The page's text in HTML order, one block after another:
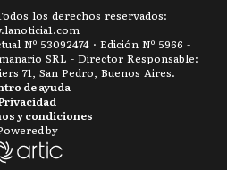
los derechos reservados:
lanoticia1.com
Nº 53092474 · Edición Nº 5966 -
SRL - Director Responsable:
71, San Pedro, Buenos Aires.
y condiciones
de ayuda
by